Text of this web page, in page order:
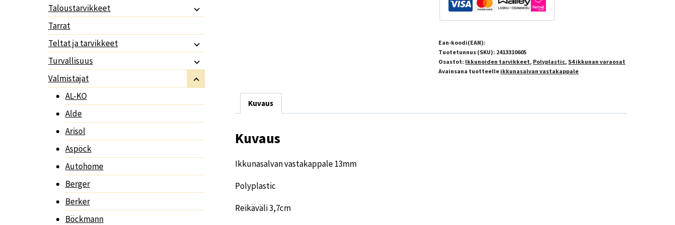
Ean-koodi(EAN):
Tuotetunnus (SKU): 2413310605
Osastot: Ikkunoiden tarvikkeet, Polyplastic, S4 ikkunan varaosat
Avainsana tuotteelle ikkunasalvan vastakappale
Kuvaus
Kuvaus
Ikkunasalvan vastakappale 13mm
Polyplastic
Reikäväli 3,7cm
Taloustarvikkeet
Tarrat
Teltat ja tarvikkeet
Turvallisuus
Valmistajat
AL-KO
Alde
Arisol
Aspöck
Autohome
Berger
Berker
Böckmann